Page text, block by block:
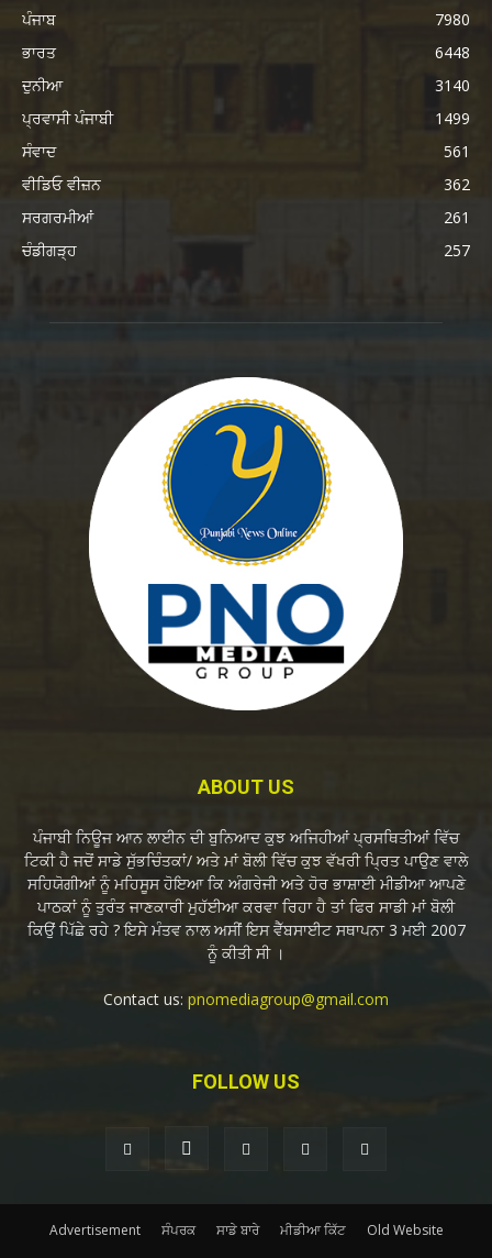
ਪੰਜਾਬ
7980
ਭਾਰਤ
6448
ਦੁਨੀਆ
3140
ਪ੍ਰਵਾਸੀ ਪੰਜਾਬੀ
1499
ਸੰਵਾਦ
561
ਵੀਡਿਓ ਵੀਜ਼ਨ
362
ਸਰਗਰਮੀਆਂ
261
ਚੰਡੀਗੜ੍ਹ
257
ABOUT US
ਪੰਜਾਬੀ ਨਿਊਜ ਆਨ ਲਾਈਨ ਦੀ ਬੁਨਿਆਦ ਕੁਝ ਅਜਿਹੀਆਂ ਪ੍ਰਸਥਿਤੀਆਂ ਵਿੱਚ
ਟਿਕੀ ਹੈ ਜਦੋਂ ਸਾਡੇ ਸੁੱਭਚਿੰਤਕਾਂ/ ਅਤੇ ਮਾਂ ਬੋਲੀ ਵਿੱਚ ਕੁਝ ਵੱਖਰੀ ਪ੍ਰਿਤ ਪਾਉਣ ਵਾਲੇ
ਸਹਿਯੋਗੀਆਂ ਨੂੰ ਮਹਿਸੂਸ ਹੋਇਆ ਕਿ ਅੰਗਰੇਜੀ ਅਤੇ ਹੋਰ ਭਾਸ਼ਾਈ ਮੀਡੀਆ ਆਪਣੇ
ਪਾਠਕਾਂ ਨੂੰ ਤੁਰੰਤ ਜਾਣਕਾਰੀ ਮੁਹੱਈਆ ਕਰਵਾ ਰਿਹਾ ਹੈ ਤਾਂ ਫਿਰ ਸਾਡੀ ਮਾਂ ਬੋਲੀ
ਕਿਉਂ ਪਿੱਛੇ ਰਹੇ ? ਇਸੇ ਮੰਤਵ ਨਾਲ ਅਸੀਂ ਇਸ ਵੈੱਬਸਾਈਟ ਸਥਾਪਨਾ 3 ਮਈ 2007
ਨੂੰ ਕੀਤੀ ਸੀ ।
Contact us: pnomediagroup@gmail.com
FOLLOW US
Advertisement ਸੰਪਰਕ ਸਾਡੇ ਬਾਰੇ ਮੀਡੀਆ ਕਿੱਟ Old Website